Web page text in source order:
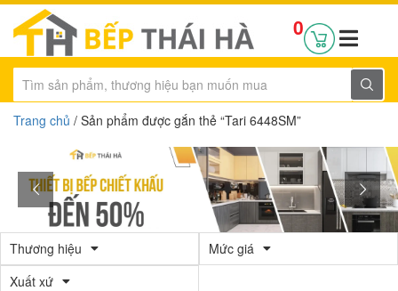
0
Trang chủ / Sản phẩm được gắn thẻ “Tari 6448SM”
Thương hiệu
Mức giá
Xuất xứ